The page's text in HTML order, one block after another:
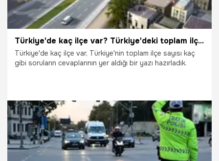
Türkiye'de kaç ilçe var? Türkiye'deki toplam ilçe sayısı
Türkiye'de kaç ilçe var, Türkiye'nin toplam ilçe sayısı kaç
gibi soruların cevaplarının yer aldığı bir yazı hazırladık.
1.08.2025 Gündem